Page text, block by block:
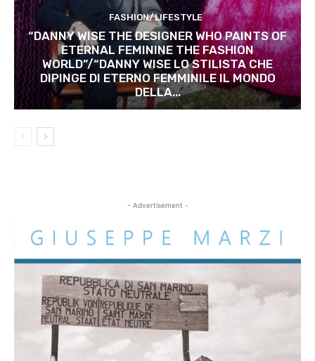
FASHION/LIFESTYLE
“DANNY WISE THE DESIGNER WHO PAINTS OF
ETERNAL FEMININE THE FASHION
WORLD”/“DANNY WISE LO STILISTA CHE
DIPINGE DI ETERNO FEMMINILE IL MONDO
DELLA...
- Advertisement -